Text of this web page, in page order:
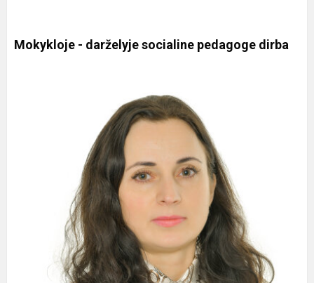
Mokykloje - darželyje socialine pedagoge dirba